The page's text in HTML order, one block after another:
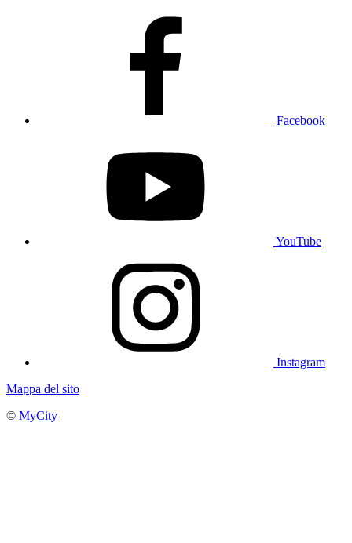
Facebook
YouTube
Instagram
Mappa del sito
© MyCity